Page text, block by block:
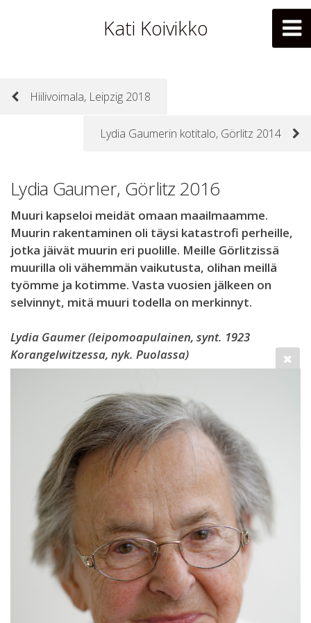
Kati Koivikko
Hiilivoimala, Leipzig 2018
Lydia Gaumerin kotitalo, Görlitz 2014
Lydia Gaumer, Görlitz 2016
Muuri kapseloi meidät omaan maailmaamme.
Muurin rakentaminen oli täysi katastrofi perheille,
jotka jäivät muurin eri puolille. Meille Görlitzissä
muurilla oli vähemmän vaikutusta, olihan meillä
työmme ja kotimme. Vasta vuosien jälkeen on
selvinnyt, mitä muuri todella on merkinnyt.
Lydia Gaumer (leipomoapulainen, synt. 1923
Korangelwitzessa, nyk. Puolassa)